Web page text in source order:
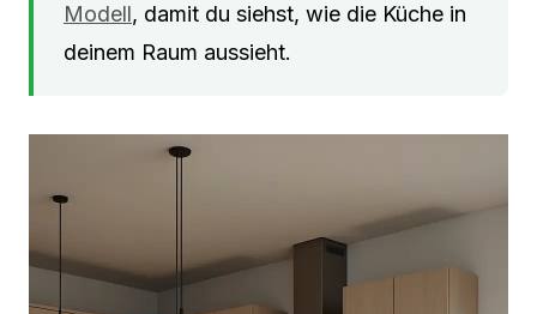
Modell, damit du siehst, wie die Küche in
deinem Raum aussieht.